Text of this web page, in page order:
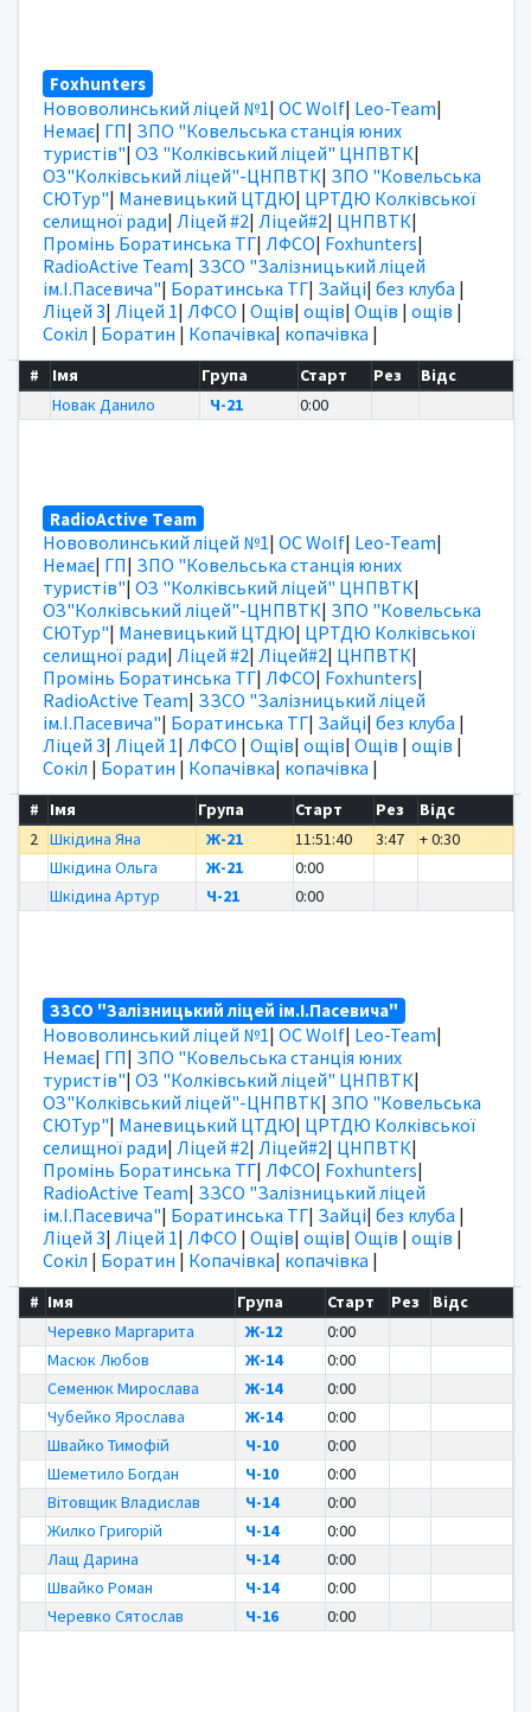
Foxhunters
Нововолинський ліцей №1| OC Wolf| Leo-Team|
Немає| ГП| ЗПО "Ковельська станція юних
туристів"| ОЗ "Колківський ліцей" ЦНПВТК|
ОЗ"Колківський ліцей"-ЦНПВТК| ЗПО "Ковельська
СЮТур"| Маневицький ЦТДЮ| ЦРТДЮ Колківської
селищної ради| Ліцей #2| Ліцей#2| ЦНПВТК|
Промінь Боратинська ТГ| ЛФСО| Foxhunters|
RadioActive Team| ЗЗСО "Залізницький ліцей
ім.І.Пасевича"| Боратинська ТГ| Зайці| без клуба |
Ліцей 3| Ліцей 1| ЛФСО | Ощів| ощів| Ощів | ощів |
Сокіл | Боратин | Копачівка| копачівка |
# Імя Група Старт Рез
Відс
Новак Данило
Ч-21 0:00
RadioActive Team
Нововолинський ліцей №1| OC Wolf| Leo-Team|
Немає| ГП| ЗПО "Ковельська станція юних
туристів"| ОЗ "Колківський ліцей" ЦНПВТК|
ОЗ"Колківський ліцей"-ЦНПВТК| ЗПО "Ковельська
СЮТур"| Маневицький ЦТДЮ| ЦРТДЮ Колківської
селищної ради| Ліцей #2| Ліцей#2| ЦНПВТК|
Промінь Боратинська ТГ| ЛФСО| Foxhunters|
RadioActive Team| ЗЗСО "Залізницький ліцей
ім.І.Пасевича"| Боратинська ТГ| Зайці| без клуба |
Ліцей 3| Ліцей 1| ЛФСО | Ощів| ощів| Ощів | ощів |
Сокіл | Боратин | Копачівка| копачівка |
# Імя Група Старт Рез
Відс
2 Шкідина Яна Ж-21 11:51:40 3:47
+ 0:30
Шкідина Ольга
Ж-21
0:00
Шкідина Артур
Ч-21 0:00
ЗЗСО "Залізницький ліцей ім.І.Пасевича"
Нововолинський ліцей №1| OC Wolf| Leo-Team|
Немає| ГП| ЗПО "Ковельська станція юних
туристів"| ОЗ "Колківський ліцей" ЦНПВТК|
ОЗ"Колківський ліцей"-ЦНПВТК| ЗПО "Ковельська
СЮТур"| Маневицький ЦТДЮ| ЦРТДЮ Колківської
селищної ради| Ліцей #2| Ліцей#2| ЦНПВТК|
Промінь Боратинська ТГ| ЛФСО| Foxhunters|
RadioActive Team| ЗЗСО "Залізницький ліцей
ім.І.Пасевича"| Боратинська ТГ| Зайці| без клуба |
Ліцей 3| Ліцей 1| ЛФСО | Ощів| ощів| Ощів | ощів |
Сокіл | Боратин | Копачівка| копачівка |
# Імя Група Старт Рез
Відс
Черевко Маргарита
Ж-12
0:00
Масюк Любов
Ж-14
0:00
Семенюк Мирослава
Ж-14
0:00
Чубейко Ярослава
Ж-14
0:00
Швайко Тимофій
Ч-10
0:00
Шеметило Богдан
Ч-10
0:00
Вітовщик Владислав
Ч-14
0:00
Жилко Григорій
Ч-14
0:00
Лащ Дарина
Ч-14
0:00
Швайко Роман
Ч-14
0:00
Черевко Сятослав
Ч-16 0:00